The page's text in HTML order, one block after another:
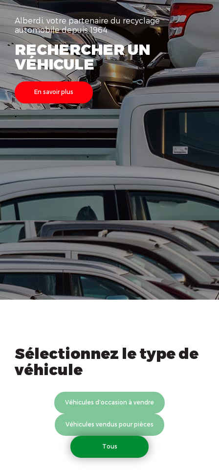
Alberdi, votre partenaire du recyclage
automobile depuis 1964
RECHERCHER UN
VÉHICULE
En savoir plus
Sélectionnez le type de
véhicule
Véhicules d’occasion à vendre
Véhicules vendus pour pièces
Tous